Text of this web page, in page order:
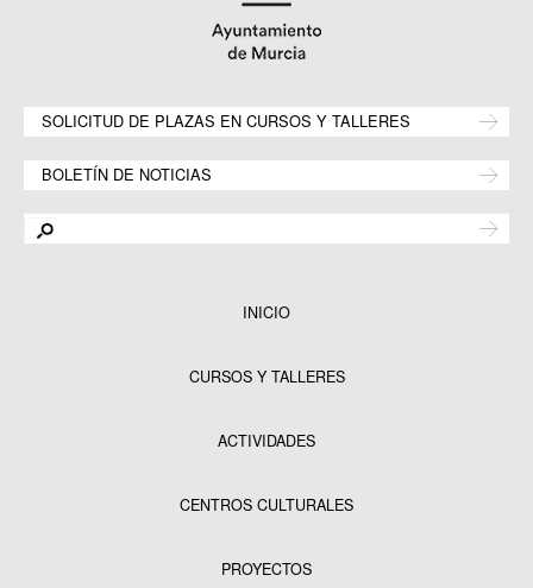
SOLICITUD DE PLAZAS EN CURSOS Y TALLERES
BOLETÍN DE NOTICIAS
INICIO
CURSOS Y TALLERES
ACTIVIDADES
CENTROS CULTURALES
PROYECTOS